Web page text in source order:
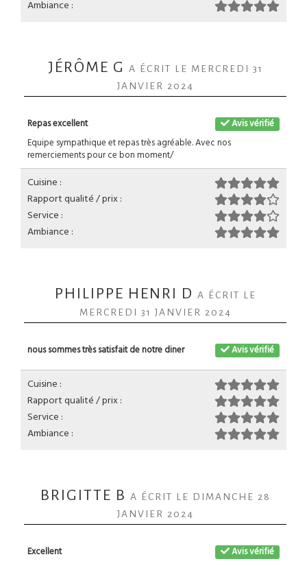
Ambiance :
JÉRÔME G
A ÉCRIT LE MERCREDI 31
JANVIER 2024
Avis vérifié
Repas excellent
Equipe sympathique et repas très agréable. Avec nos
remerciements pour ce bon moment/
Cuisine :
Rapport qualité / prix :
Service :
Ambiance :
PHILIPPE HENRI D A ÉCRIT LE
MERCREDI 31 JANVIER 2024
Avis vérifié
nous sommes très satisfait de notre diner
Cuisine :
Rapport qualité / prix :
Service :
Ambiance :
BRIGITTE B A ÉCRIT LE DIMANCHE 28
JANVIER 2024
Avis vérifié
Excellent